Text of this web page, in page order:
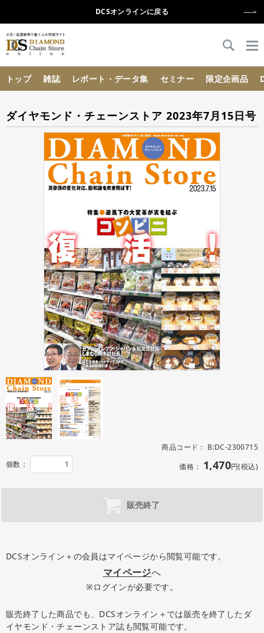
DCSオンラインに戻る
トップ 雑誌 レポート・データ集 セミナー 限定企画品
ダイヤモンド・チェーンストア 2023年7月15日号
商品コード： B:DC-2300715
価格： 1,470円(税込)
個数：
販売終了
DCSオンライン＋の会員はマイページから閲覧可能です。
マイページへ
※ログインが必要です。
販売終了した商品でも、DCSオンライン＋では販売を終了したダ
イヤモンド・チェーンストア誌も閲覧可能です。